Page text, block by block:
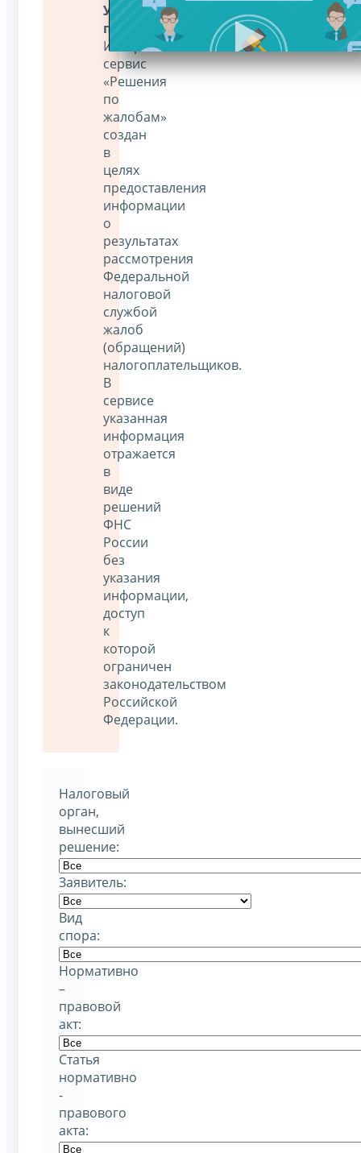
Уважаемые
пользователи!
Интернет-
сервис
«Решения
по
жалобам»
создан
в
целях
предоставления
информации
о
результатах
рассмотрения
Федеральной
налоговой
службой
жалоб
(обращений)
налогоплательщиков.
В
сервисе
указанная
информация
отражается
в
виде
решений
ФНС
России
без
указания
информации,
доступ
к
которой
ограничен
законодательством
Российской
Федерации.
Налоговый
орган,
вынесший
решение:
Заявитель:
Вид
спора:
Нормативно
–
правовой
акт:
Статья
нормативно
-
правового
акта: